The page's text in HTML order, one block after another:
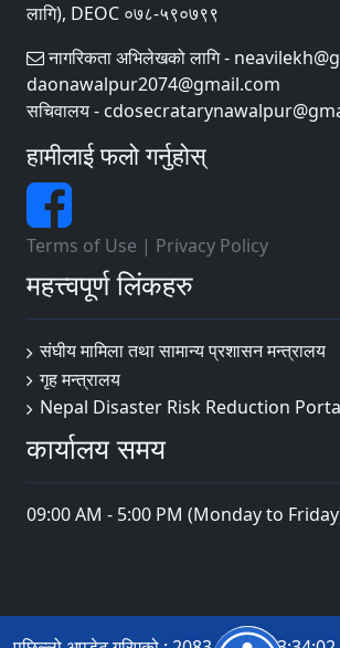
लागि), DEOC ०७८-५९०७९९
नागरिकता अभिलेखको लागि -
daonawalpur2074@gmail.com
सचिवालय -
हामीलाई फलो गर्नुहोस्
Terms of Use | Privacy Policy
महत्त्वपूर्ण लिंकहरु
संघीय मामिला तथा सामान्य प्रशासन मन्त्रालय
गृह मन्त्रालय
Nepal Disaster Risk Reduction
कार्यालय समय
09:00 AM - 5:00 PM (Monday to